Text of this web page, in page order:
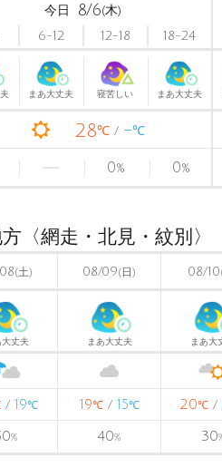
今日 8/6(木)
6-12 12-18 18-24
まあ大丈夫 寝苦しい まあ大丈夫
28℃ -℃
0% 0%
〈網走・北見・紋別〉
(土) 08/09(日) 08/10
大丈夫 まあ大丈夫 まあ大
/ 19℃ 19℃/ 15℃ 20℃ /
% 40% 30